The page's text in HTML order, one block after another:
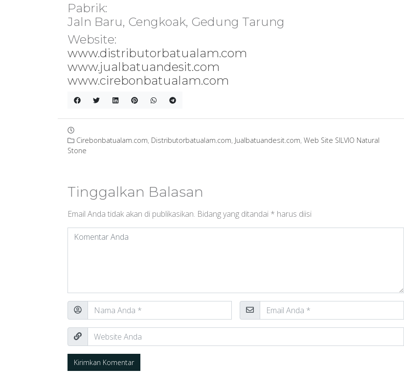
Pabrik:
Jaln Baru, Cengkoak, Gedung Tarung
Website:
www.distributorbatualam.com
www.jualbatuandesit.com
www.cirebonbatualam.com
Cirebonbatualam.com, Distributorbatualam.com, Jualbatuandesit.com,Web Site SILVIO Natural
Stone
Tinggalkan Balasan
Email Anda tidak akan di publikasikan. Bidang yang ditandai * harus diisi